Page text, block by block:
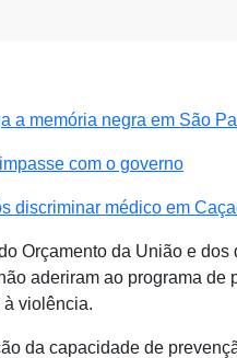
a memória negra em São
com o governo
discriminar médico em
Orçamento da União e
aderiram ao programa de
à violência.
da capacidade de